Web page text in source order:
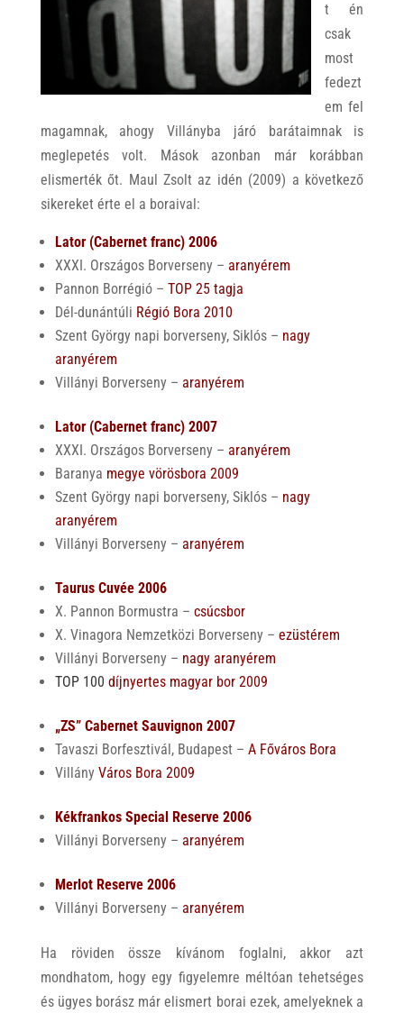
t én
csak
most
fedezt
em fel
magamnak, ahogy Villányba járó barátaimnak is
meglepetés volt. Mások azonban már korábban
elismerték őt. Maul Zsolt az idén (2009) a következő
sikereket érte el a boraival:
Lator (Cabernet franc)2006
XXXI. Országos Borverseny – aranyérem
Pannon Borrégió – TOP 25 tagja
Dél-dunántúli Régió Bora 2010
Szent György napi borverseny, Siklós – nagy
aranyérem
Villányi Borverseny – aranyérem
Lator (Cabernet franc)2007
XXXI. Országos Borverseny – aranyérem
Baranya megye vörösbora 2009
Szent György napi borverseny, Siklós – nagy
aranyérem
Villányi Borverseny – aranyérem
Taurus Cuvée 2006
X. Pannon Bormustra – csúcsbor
X. Vinagora Nemzetközi Borverseny – ezüstérem
Villányi Borverseny – nagy aranyérem
TOP 100 díjnyertes magyar bor 2009
„ZS” Cabernet Sauvignon 2007
Tavaszi Borfesztivál, Budapest – A Főváros Bora
Villány Város Bora 2009
Kékfrankos Special Reserve 2006
Villányi Borverseny – aranyérem
Merlot Reserve 2006
Villányi Borverseny – aranyérem
Ha röviden össze kívánom foglalni, akkor azt
mondhatom, hogy egy figyelemre méltóan tehetséges
és ügyes borász már elismert borai ezek, amelyeknek a